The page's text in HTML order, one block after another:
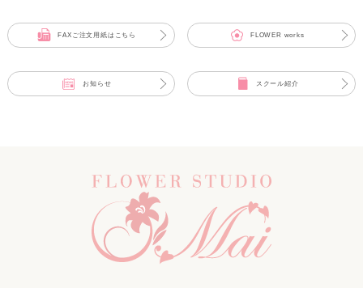
FAXご注文用紙はこちら FLOWER works
お知らせ スクール紹介